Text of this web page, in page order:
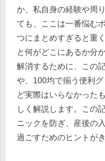
か、私自身の経験や周
ても、ここは一番悩む
つにまとめすぎると重
と何がどこにあるか分
解消するために、この
や、100均で揃う便利
ど実際はいらなかった
しく解説します。この
ニックを防ぎ、産後の
過ごすためのヒントが